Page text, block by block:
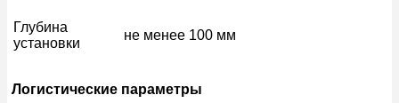
Глубина
установки
не менее 100 мм
Логистические параметры